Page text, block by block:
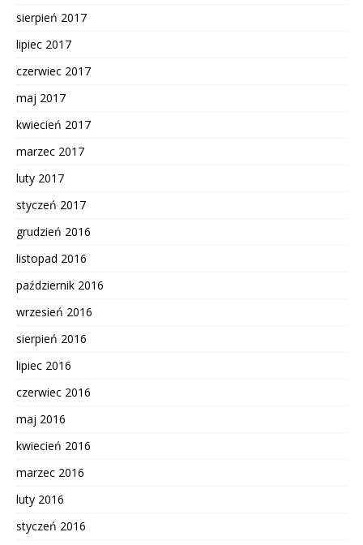
sierpień 2017
lipiec 2017
czerwiec 2017
maj 2017
kwiecień 2017
marzec 2017
luty 2017
styczeń 2017
grudzień 2016
listopad 2016
październik 2016
wrzesień 2016
sierpień 2016
lipiec 2016
czerwiec 2016
maj 2016
kwiecień 2016
marzec 2016
luty 2016
styczeń 2016